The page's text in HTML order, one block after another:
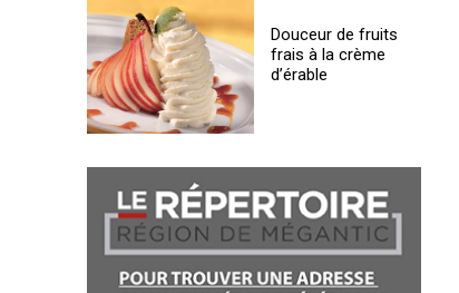
Douceur de fruits
frais à la crème
d’érable